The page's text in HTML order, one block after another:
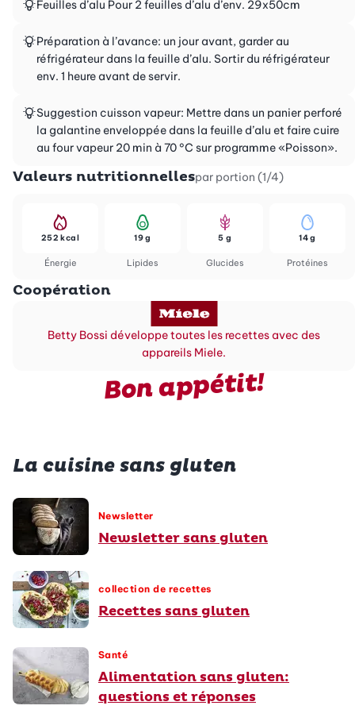
Feuilles d’alu Pour 2 feuilles d’alu d’env. 29x50cm
Préparation à l’avance: un jour avant, garder au
réfrigérateur dans la feuille d’alu. Sortir du réfrigérateur
env. 1 heure avant de servir.
Suggestion cuisson vapeur: Mettre dans un panier perforé
la galantine enveloppée dans la feuille d’alu et faire cuire
au four vapeur 20 min à 70 °C sur programme «Poisson».
Valeurs nutritionnellespar portion (1/4)
Énergie
252 kcal
Lipides
19 g
Glucides
5 g
Protéines
14 g
Coopération
Betty Bossi développe toutes les recettes avec des
appareils Miele.
Bon appétit!
La cuisine sans gluten
Newsletter
Newsletter sans gluten
collection de recettes
Recettes sans gluten
Santé
Alimentation sans gluten:
questions et réponses